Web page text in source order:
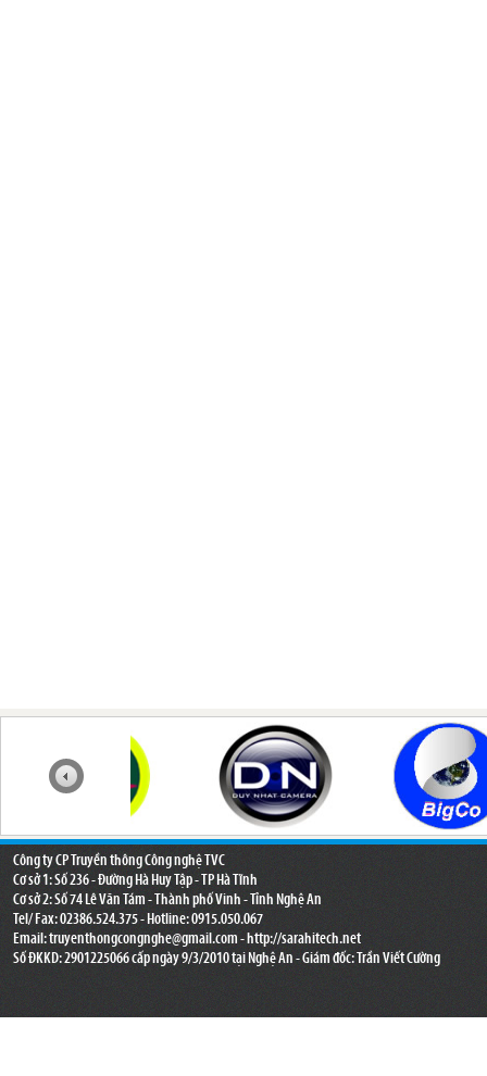
Công ty CP Truyền thông Công nghệ TVC
Cơ sở 1: Số 236 - Đường Hà Huy Tập - TP Hà Tĩnh
Cơ sở 2: Số 74 Lê Văn Tám - Thành phố Vinh - Tỉnh Nghệ An
Tel/ Fax: 02386.524.375 - Hotline: 0915.050.067
Email:truyenthongcongnghe@gmail.com- http://sarahitech.net
Số ĐKKD: 2901225066 cấp ngày 9/3/2010 tại Nghệ An - Giám đốc: Trần Viết Cường